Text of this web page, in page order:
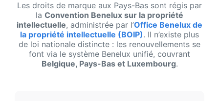
Les droits de marque aux Pays-Bas sont régis par
la Convention Benelux sur la propriété
intellectuelle, administrée par l’Office Benelux de
la propriété intellectuelle (BOIP). Il n’existe plus
de loi nationale distincte : les renouvellements se
font via le système Benelux unifié, couvrant
Belgique, Pays-Bas et Luxembourg.